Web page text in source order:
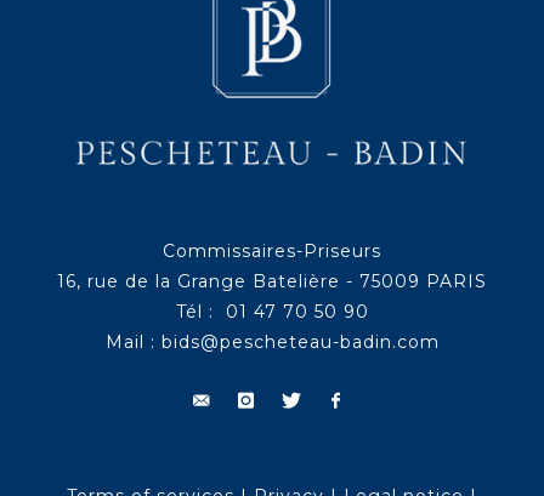
Commissaires-Priseurs
16, rue de la Grange Batelière - 75009 PARIS
Tél : 01 47 70 50 90
Mail : bids@pescheteau-badin.com